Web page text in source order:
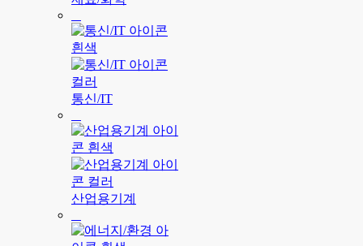
통신/IT
산업용기계